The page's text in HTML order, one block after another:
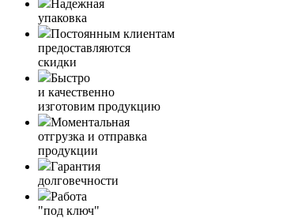
Надежная
упаковка
Постоянным клиентам
предоставляются
скидки
Быстро
и качественно
изготовим продукцию
Моментальная
отгрузка и отправка
продукции
Гарантия
долговечности
Работа
"под ключ"